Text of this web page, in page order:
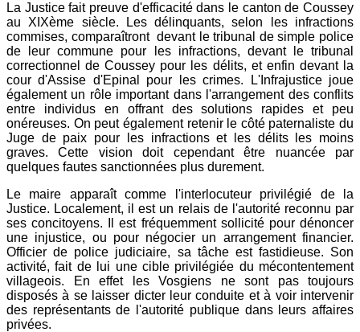
La Justice fait preuve d'efficacité dans le canton de Coussey
au XIXème siècle. Les délinquants, selon les infractions
commises, comparaîtront devant le tribunal de simple police
de leur commune pour les infractions, devant le tribunal
correctionnel de Coussey pour les délits, et enfin devant la
cour d'Assise d'Epinal pour les crimes. L'Infrajustice joue
également un rôle important dans l'arrangement des conflits
entre individus en offrant des solutions rapides et peu
onéreuses. On peut également retenir le côté paternaliste du
Juge de paix pour les infractions et les délits les moins
graves. Cette vision doit cependant être nuancée par
quelques fautes sanctionnées plus durement.
Le maire apparaît comme l'interlocuteur privilégié de la
Justice. Localement, il est un relais de l'autorité reconnu par
ses concitoyens. Il est fréquemment sollicité pour dénoncer
une injustice, ou pour négocier un arrangement financier.
Officier de police judiciaire, sa tâche est fastidieuse. Son
activité, fait de lui une cible privilégiée du mécontentement
villageois. En effet les Vosgiens ne sont pas toujours
disposés à se laisser dicter leur conduite et à voir intervenir
des représentants de l'autorité publique dans leurs affaires
privées.